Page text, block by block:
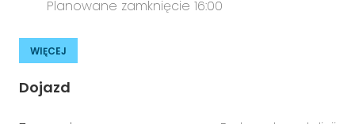
Planowane zamknięcie 16:00
WIĘCEJ
Dojazd